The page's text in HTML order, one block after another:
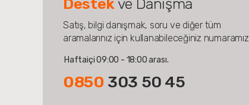
Destek ve Danışma
Satış, bilgi danışmak, soru ve diğer tüm
aramalarınız için kullanabileceğiniz numaramız.
Haftaiçi 09:00 - 18:00 arası.
0850 303 50 45